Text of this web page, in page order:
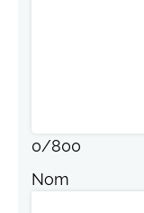
0/800
Nom